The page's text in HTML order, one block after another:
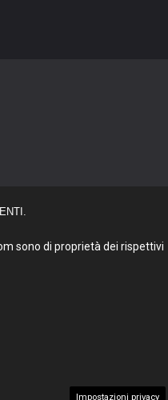
sono di proprietà dei rispettivi
Impostazioni privacy